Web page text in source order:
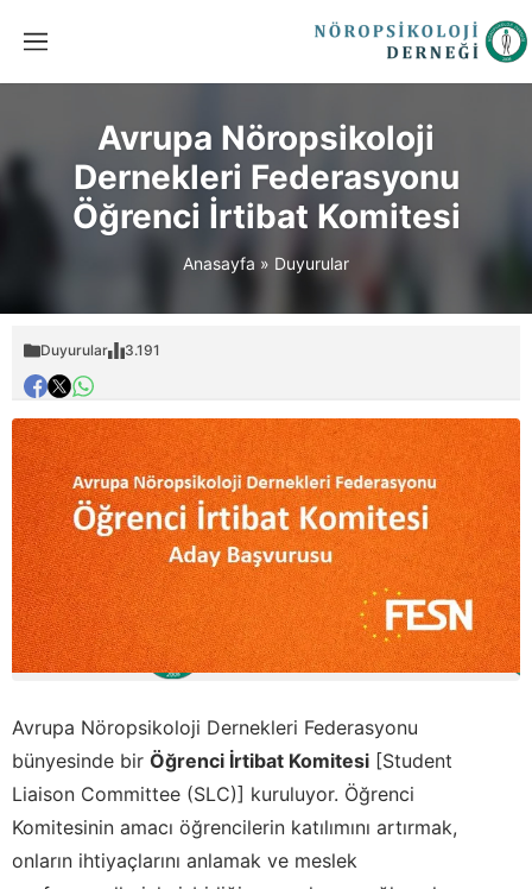
Avrupa Nöropsikoloji
Dernekleri Federasyonu
Öğrenci İrtibat Komitesi
Anasayfa » Duyurular
Duyurular 3.191
Avrupa Nöropsikoloji Dernekleri Federasyonu
bünyesinde bir Öğrenci İrtibat Komitesi [Student
Liaison Committee (SLC)] kuruluyor. Öğrenci
Komitesinin amacı öğrencilerin katılımını artırmak,
onların ihtiyaçlarını anlamak ve meslek